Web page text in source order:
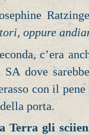
oppure
c’era
dove
con il
porta.
Terra gli